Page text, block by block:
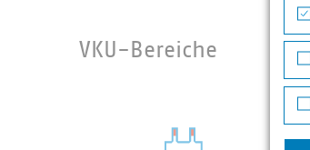
VKU-Bereiche